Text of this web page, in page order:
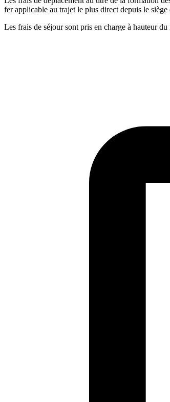
fer applicable au trajet le plus direct depuis le
Les frais de séjour sont pris en charge à hauteur